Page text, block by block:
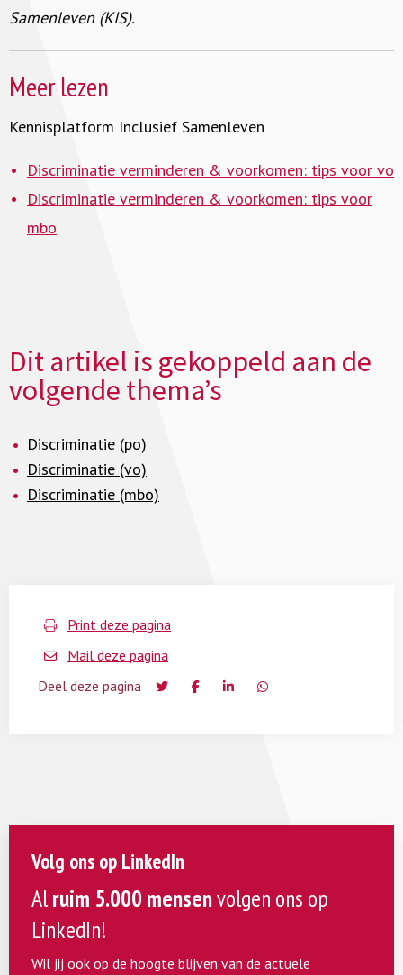
Samenleven (KIS).
Meer lezen
Kennisplatform Inclusief Samenleven
Discriminatie verminderen & voorkomen: tips voor vo
Discriminatie verminderen & voorkomen: tips voor
mbo
Dit artikel is gekoppeld aan de
volgende thema’s
Discriminatie (po)
Discriminatie (vo)
Discriminatie (mbo)
Print deze pagina
Mail deze pagina
Deel deze pagina
Volg ons op LinkedIn
Alruim 5.000 mensenvolgen ons op
LinkedIn!
Wil jij ook op de hoogte blijven van de actuele